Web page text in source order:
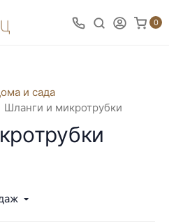
0
и сада
Шланги и микротрубки